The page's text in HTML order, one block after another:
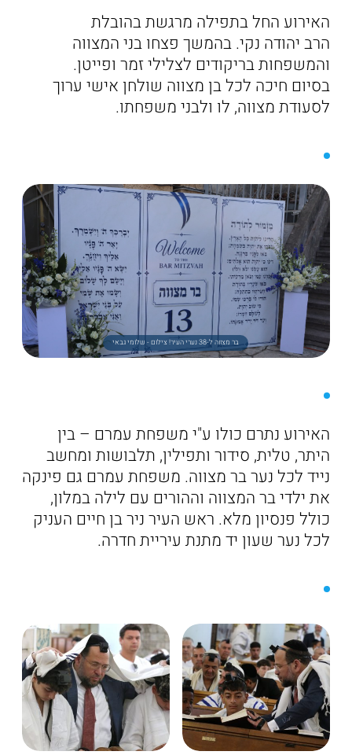
האירוע החל בתפילה מרגשת בהובלת
הרב יהודה נקי. בהמשך פצחו בני המצווה
והמשפחות בריקודים לצלילי זמר ופייטן.
בסיום חיכה לכל בן מצווה שולחן אישי ערוך
לסעודת מצווה, לו ולבני משפחתו.
בר מצווה ל-38 נערי העיר! צילום - שלומי גבאי
האירוע נתרם כולו ע"י משפחת עמרם – בין
היתר, טלית, סידור ותפילין, תלבושות ומחשב
נייד לכל נער בר מצווה. משפחת עמרם גם פינקה
את ילדי בר המצווה וההורים עם לילה במלון,
כולל פנסיון מלא. ראש העיר ניר בן חיים העניק
לכל נער שעון יד מתנת עיריית חדרה.